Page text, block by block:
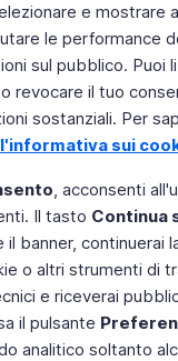
e mostrare
le performance
sul pubblico. Puoi
revocare il tuo
sostanziali. Per
l'informativa sui
, acconsenti
Il tasto Continua
il banner, continuerai
o altri strumenti di
e riceverai
il pulsante
analitico soltanto